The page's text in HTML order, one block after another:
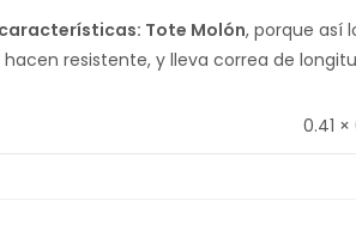
características: Tote Molón, porque así
resistente, y lleva correa de
0.41